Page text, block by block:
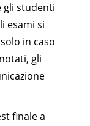
6
gli studenti
esami si
in caso
gli
finale a